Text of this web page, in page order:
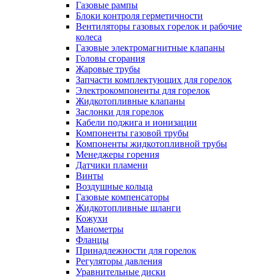
Газовые рампы
Блоки контроля герметичности
Вентиляторы газовых горелок и рабочие
колеса
Газовые электромагнитные клапаны
Головы сгорания
Жаровые трубы
Запчасти комплектующих для горелок
Электрокомпоненты для горелок
Жидкотопливные клапаны
Заслонки для горелок
Кабели поджига и ионизации
Компоненты газовой трубы
Компоненты жидкотопливной трубы
Менеджеры горения
Датчики пламени
Винты
Воздушные кольца
Газовые компенсаторы
Жидкотопливные шланги
Кожухи
Манометры
Фланцы
Принадлежности для горелок
Регуляторы давления
Уравнительные диски